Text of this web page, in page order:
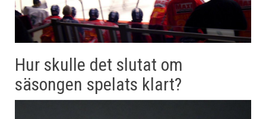
Hur skulle det slutat om
säsongen spelats klart?